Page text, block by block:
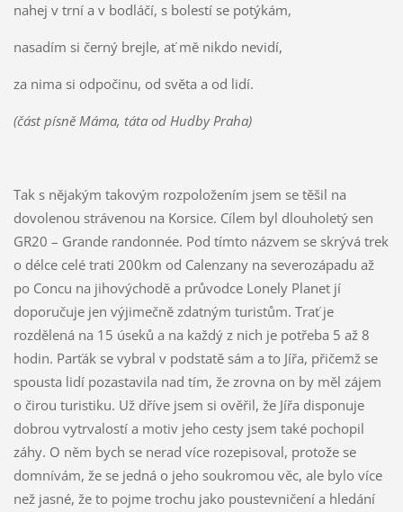
nahej v trní a v bodláčí, s bolestí se potýkám,
nasadím si černý brejle, ať mě nikdo nevidí,
za nima si odpočinu, od světa a od lidí.
(část písně Máma, táta od Hudby Praha)
Tak s nějakým takovým rozpoložením jsem se těšil na
dovolenou strávenou na Korsice. Cílem byl dlouholetý sen
GR20 – Grande randonnée. Pod tímto názvem se skrývá trek
o délce celé trati 200km od Calenzany na severozápadu až
po Concu na jihovýchodě a průvodce Lonely Planet jí
doporučuje jen výjimečně zdatným turistům. Trať je
rozdělená na 15 úseků a na každý z nich je potřeba 5 až 8
hodin. Parťák se vybral v podstatě sám a to Jířa, přičemž se
spousta lidí pozastavila nad tím, že zrovna on by měl zájem
o čirou turistiku. Už dříve jsem si ověřil, že Jířa disponuje
dobrou vytrvalostí a motiv jeho cesty jsem také pochopil
záhy. O něm bych se nerad více rozepisoval, protože se
domnívám, že se jedná o jeho soukromou věc, ale bylo více
než jasné, že to pojme trochu jako poustevničení a hledání